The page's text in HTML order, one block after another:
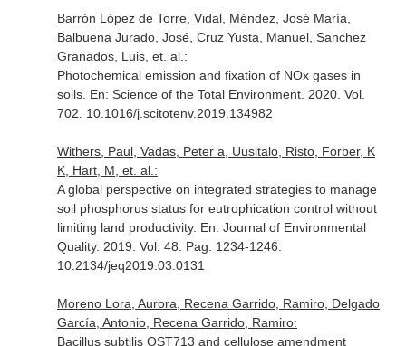
Barrón López de Torre, Vidal, Méndez, José María,
Balbuena Jurado, José, Cruz Yusta, Manuel, Sanchez
Granados, Luis, et. al.:
Photochemical emission and fixation of NOx gases in
soils. En: Science of the Total Environment. 2020. Vol.
702. 10.1016/j.scitotenv.2019.134982
Withers, Paul, Vadas, Peter a, Uusitalo, Risto, Forber, K
K, Hart, M, et. al.:
A global perspective on integrated strategies to manage
soil phosphorus status for eutrophication control without
limiting land productivity. En: Journal of Environmental
Quality. 2019. Vol. 48. Pag. 1234-1246.
10.2134/jeq2019.03.0131
Moreno Lora, Aurora, Recena Garrido, Ramiro, Delgado
García, Antonio, Recena Garrido, Ramiro:
Bacillus subtilis QST713 and cellulose amendment